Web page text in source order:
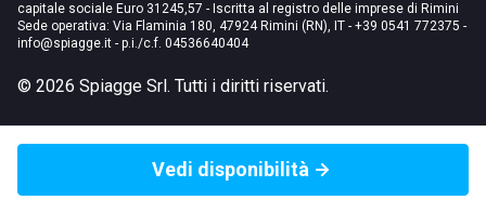
capitale sociale Euro 31245,57 - Iscritta al registro delle imprese di Rimini
Sede operativa: Via Flaminia 180, 47924 Rimini (RN), IT - +39 0541 772375 -
info@spiagge.it - p.i./c.f. 04536640404
© 2026 Spiagge Srl. Tutti i diritti riservati.
Vedi disponibilità